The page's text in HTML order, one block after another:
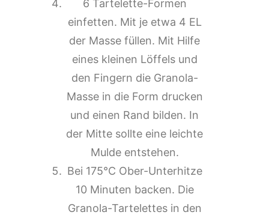
6 Tartelette-Formen
einfetten. Mit je etwa 4 EL
der Masse füllen. Mit Hilfe
eines kleinen Löffels und
den Fingern die Granola-
Masse in die Form drucken
und einen Rand bilden. In
der Mitte sollte eine leichte
Mulde entstehen.
Bei 175°C Ober-Unterhitze
10 Minuten backen. Die
Granola-Tartelettes in den